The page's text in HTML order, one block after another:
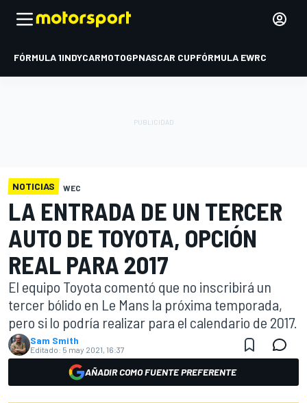
FÓRMULA 1INDYCARMOTOGPNASCAR CUPFÓRMULA EWRC
NOTICIAS WEC
LA ENTRADA DE UN TERCER
AUTO DE TOYOTA, OPCIÓN
REAL PARA 2017
El equipo Toyota comentó que no inscribirá un
tercer bólido en Le Mans la próxima temporada,
pero si lo podría realizar para el calendario de 2017.
Sam Smith
Editado: 5 may 2021, 16:37
AÑADIR COMO FUENTE PREFERENTE